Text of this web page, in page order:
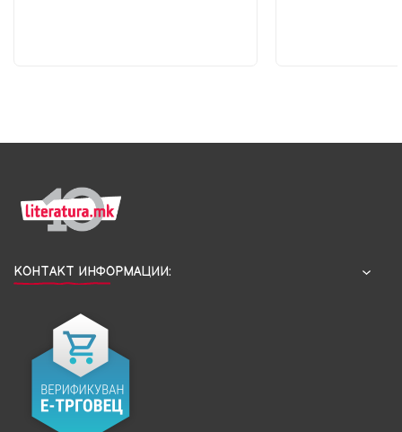
КОНТАКТ ИНФОРМАЦИИ: